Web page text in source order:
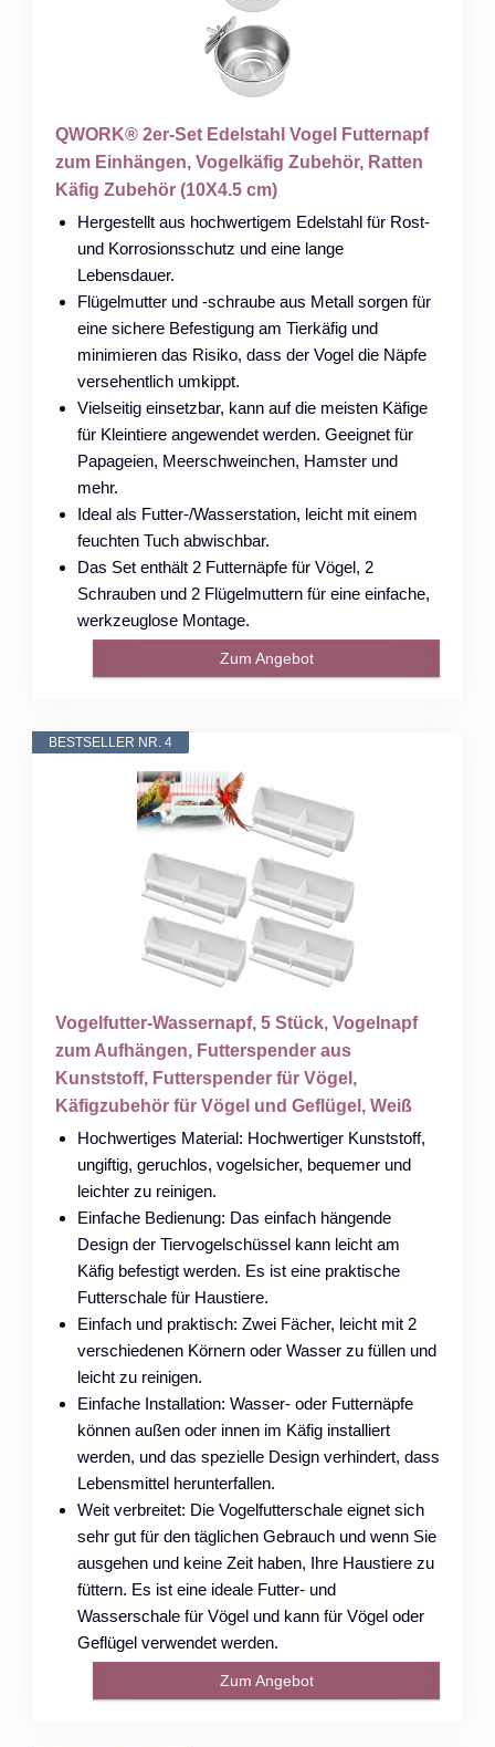
QWORK® 2er-Set Edelstahl Vogel Futternapf
zum Einhängen, Vogelkäfig Zubehör, Ratten
Käfig Zubehör (10X4.5 cm)
Hergestellt aus hochwertigem Edelstahl für Rost-
und Korrosionsschutz und eine lange
Lebensdauer.
Flügelmutter und -schraube aus Metall sorgen für
eine sichere Befestigung am Tierkäfig und
minimieren das Risiko, dass der Vogel die Näpfe
versehentlich umkippt.
Vielseitig einsetzbar, kann auf die meisten Käfige
für Kleintiere angewendet werden. Geeignet für
Papageien, Meerschweinchen, Hamster und
mehr.
Ideal als Futter-/Wasserstation, leicht mit einem
feuchten Tuch abwischbar.
Das Set enthält 2 Futternäpfe für Vögel, 2
Schrauben und 2 Flügelmuttern für eine einfache,
werkzeuglose Montage.
Zum Angebot
BESTSELLER NR. 4
Vogelfutter-Wassernapf, 5 Stück, Vogelnapf
zum Aufhängen, Futterspender aus
Kunststoff, Futterspender für Vögel,
Käfigzubehör für Vögel und Geflügel, Weiß
Hochwertiges Material: Hochwertiger Kunststoff,
ungiftig, geruchlos, vogelsicher, bequemer und
leichter zu reinigen.
Einfache Bedienung: Das einfach hängende
Design der Tiervogelschüssel kann leicht am
Käfig befestigt werden. Es ist eine praktische
Futterschale für Haustiere.
Einfach und praktisch: Zwei Fächer, leicht mit 2
verschiedenen Körnern oder Wasser zu füllen und
leicht zu reinigen.
Einfache Installation: Wasser- oder Futternäpfe
können außen oder innen im Käfig installiert
werden, und das spezielle Design verhindert, dass
Lebensmittel herunterfallen.
Weit verbreitet: Die Vogelfutterschale eignet sich
sehr gut für den täglichen Gebrauch und wenn Sie
ausgehen und keine Zeit haben, Ihre Haustiere zu
füttern. Es ist eine ideale Futter- und
Wasserschale für Vögel und kann für Vögel oder
Geflügel verwendet werden.
Zum Angebot